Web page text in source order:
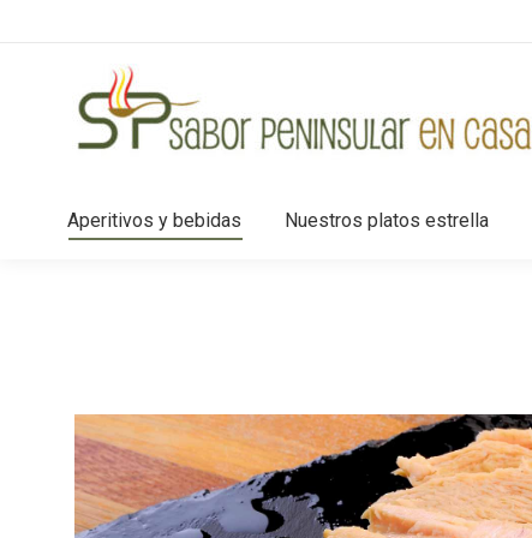
Aperitivos y bebidas Nuestros platos estrella